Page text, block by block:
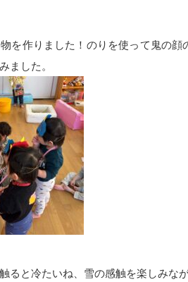
を作りました！のりを使って鬼の
ました。
ると冷たいね、雪の感触を楽しみなが